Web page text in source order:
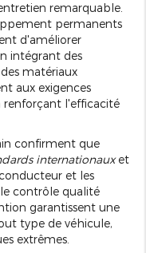
remarquable.
permanents
d'améliorer
intégrant des
matériaux
aux exigences
renforçant l'efficacité
confirment que
internationauxet
et les
le contrôle qualité
garantissent une
type de véhicule,
extrêmes.